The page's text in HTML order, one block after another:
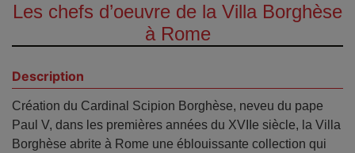
Les chefs d’oeuvre de la Villa Borghèse
à Rome
Description
Création du Cardinal Scipion Borghèse, neveu du pape
Paul V, dans les premières années du XVIIe siècle, la Villa
Borghèse abrite à Rome une éblouissante collection qui